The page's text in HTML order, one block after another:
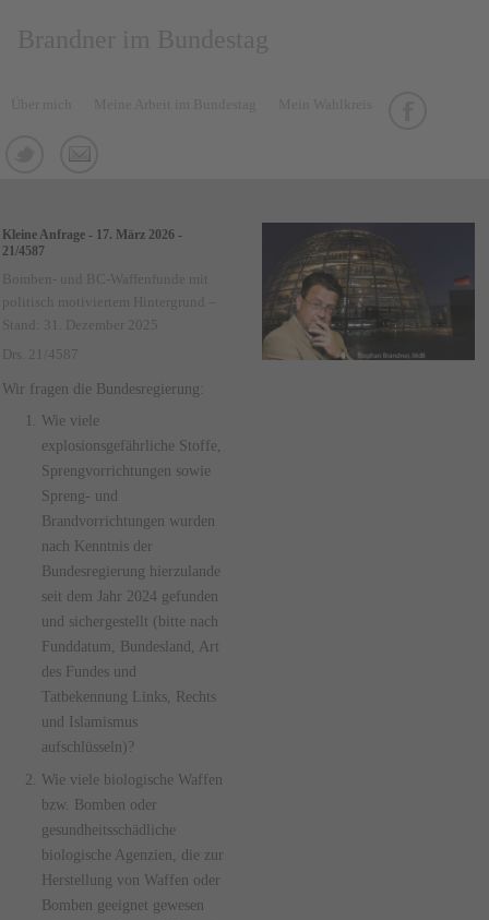
Kleine Anfrage - 17. März 2026 -
21/4587
Bomben- und BC-Waffenfunde mit
politisch motiviertem Hintergrund –
Stand: 31. Dezember 2025
Drs. 21/4587
Wir fragen die Bundesregierung:
Wie viele
explosionsgefährliche Stoffe,
Sprengvorrichtungen sowie
Spreng- und
Brandvorrichtungen wurden
nach Kenntnis der
Bundesregierung hierzulande
seit dem Jahr 2024 gefunden
und sichergestellt (bitte nach
Funddatum, Bundesland, Art
des Fundes und
Tatbekennung Links, Rechts
und Islamismus
aufschlüsseln)?
Wie viele biologische Waffen
bzw. Bomben oder
gesundheitsschädliche
biologische Agenzien, die zur
Herstellung von Waffen oder
Bomben geeignet gewesen